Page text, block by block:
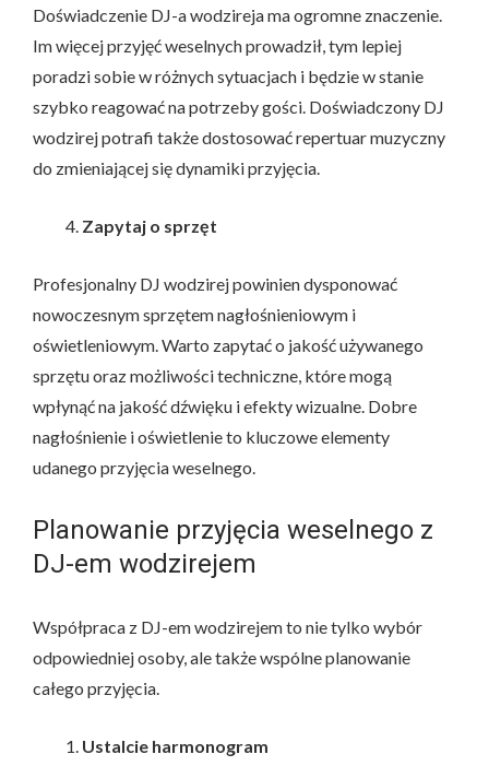
Doświadczenie DJ-a wodzireja ma ogromne znaczenie.
Im więcej przyjęć weselnych prowadził, tym lepiej
poradzi sobie w różnych sytuacjach i będzie w stanie
szybko reagować na potrzeby gości. Doświadczony DJ
wodzirej potrafi także dostosować repertuar muzyczny
do zmieniającej się dynamiki przyjęcia.
Zapytaj o sprzęt
Profesjonalny DJ wodzirej powinien dysponować
nowoczesnym sprzętem nagłośnieniowym i
oświetleniowym. Warto zapytać o jakość używanego
sprzętu oraz możliwości techniczne, które mogą
wpłynąć na jakość dźwięku i efekty wizualne. Dobre
nagłośnienie i oświetlenie to kluczowe elementy
udanego przyjęcia weselnego.
Planowanie przyjęcia weselnego z
DJ-em wodzirejem
Współpraca z DJ-em wodzirejem to nie tylko wybór
odpowiedniej osoby, ale także wspólne planowanie
całego przyjęcia.
Ustalcie harmonogram